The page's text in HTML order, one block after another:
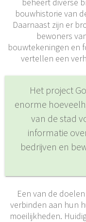
bouwhistorie van
Daarnaast zijn er
bewoners
bouwtekeningen en
vertellen een
Het project
enorme
van de stad
informatie
bedrijven en
Een van de
verbinden aan hun
moeilijkheden.